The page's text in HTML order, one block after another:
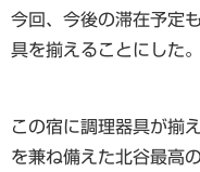
今回、今後の滞在予定
具を揃えることにした。
この宿に調理器具が揃
を兼ね備えた北谷最高